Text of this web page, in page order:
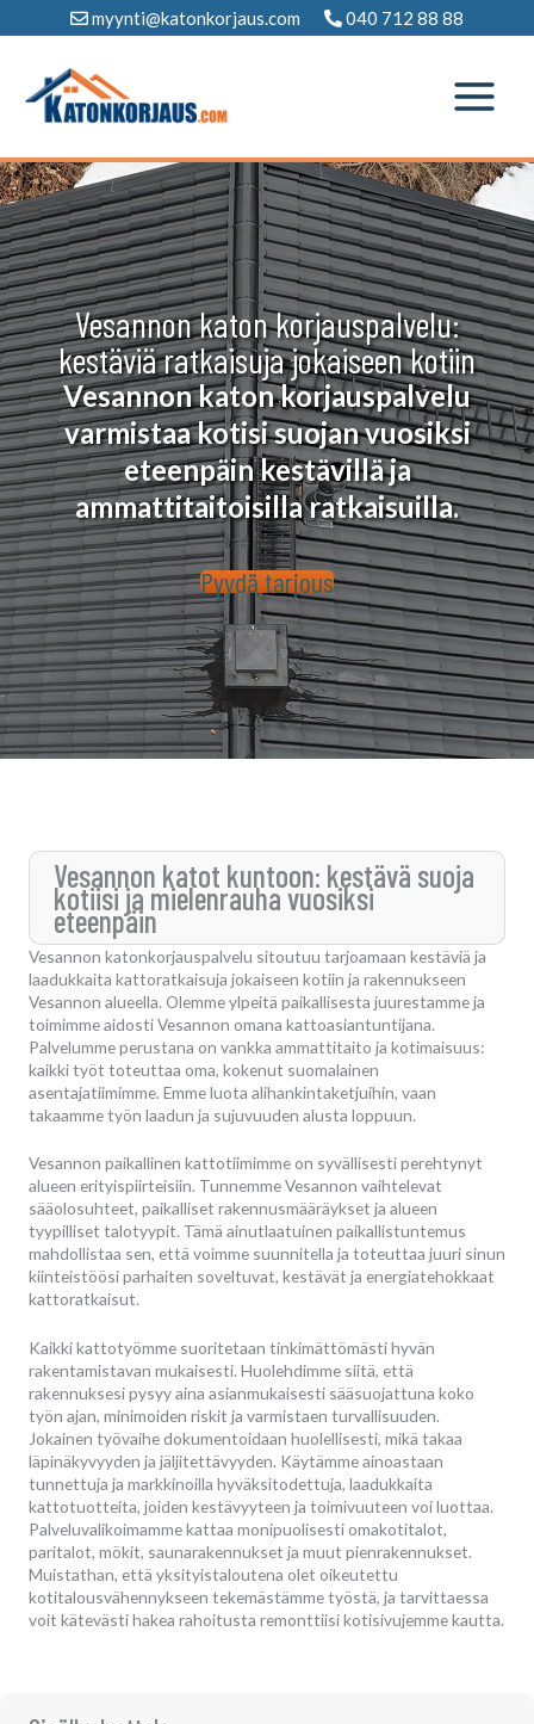
sisältöön
myynti@katonkorjaus.com 040 712 88 88
Vesannon katon korjauspalvelu:
kestäviä ratkaisuja jokaiseen kotiin
Vesannon katon korjauspalvelu
varmistaa kotisi suojan vuosiksi
eteenpäin kestävillä ja
ammattitaitoisilla ratkaisuilla.
Pyydä tarjous
Vesannon katot kuntoon: kestävä suoja
kotiisi ja mielenrauha vuosiksi
eteenpäin
Vesannon katonkorjauspalvelu sitoutuu tarjoamaan kestäviä ja
laadukkaita kattoratkaisuja jokaiseen kotiin ja rakennukseen
Vesannon alueella. Olemme ylpeitä paikallisesta juurestamme ja
toimimme aidosti Vesannon omana kattoasiantuntijana.
Palvelumme perustana on vankka ammattitaito ja kotimaisuus:
kaikki työt toteuttaa oma, kokenut suomalainen
asentajatiimimme. Emme luota alihankintaketjuihin, vaan
takaamme työn laadun ja sujuvuuden alusta loppuun.
Vesannon paikallinen kattotiimimme on syvällisesti perehtynyt
alueen erityispiirteisiin. Tunnemme Vesannon vaihtelevat
sääolosuhteet, paikalliset rakennusmääräykset ja alueen
tyypilliset talotyypit. Tämä ainutlaatuinen paikallistuntemus
mahdollistaa sen, että voimme suunnitella ja toteuttaa juuri sinun
kiinteistöösi parhaiten soveltuvat, kestävät ja energiatehokkaat
kattoratkaisut.
Kaikki kattotyömme suoritetaan tinkimättömästi hyvän
rakentamistavan mukaisesti. Huolehdimme siitä, että
rakennuksesi pysyy aina asianmukaisesti sääsuojattuna koko
työn ajan, minimoiden riskit ja varmistaen turvallisuuden.
Jokainen työvaihe dokumentoidaan huolellisesti, mikä takaa
läpinäkyvyyden ja jäljitettävyyden. Käytämme ainoastaan
tunnettuja ja markkinoilla hyväksitodettuja, laadukkaita
kattotuotteita, joiden kestävyyteen ja toimivuuteen voi luottaa.
Palveluvalikoimamme kattaa monipuolisesti omakotitalot,
paritalot, mökit, saunarakennukset ja muut pienrakennukset.
Muistathan, että yksityistaloutena olet oikeutettu
kotitalousvähennykseen tekemästämme työstä, ja tarvittaessa
voit kätevästi hakea rahoitusta remonttiisi kotisivujemme kautta.